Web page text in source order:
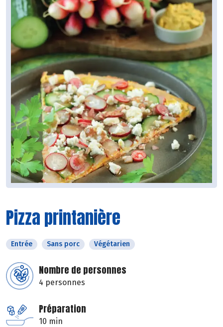
Pizza printanière
Entrée Sans porc Végétarien
Nombre de personnes
4 personnes
Préparation
10 min